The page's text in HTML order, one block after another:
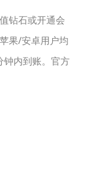
钻石或开通会
果/安卓用户均
钟内到账。官方